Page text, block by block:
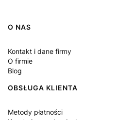
Linki w stopce
O NAS
Kontakt i dane firmy
O firmie
Blog
OBSŁUGA KLIENTA
Metody płatności